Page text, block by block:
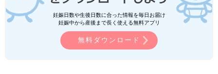
妊娠日数や生後日数に合った情報を毎日お届け
妊娠中から産後まで長く使える無料アプリ
無料ダウンロード